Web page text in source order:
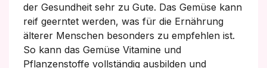
der Gesundheit sehr zu Gute. Das Gemüse kann
reif geerntet werden, was für die Ernährung
älterer Menschen besonders zu empfehlen ist.
So kann das Gemüse Vitamine und
Pflanzenstoffe vollständig ausbilden und